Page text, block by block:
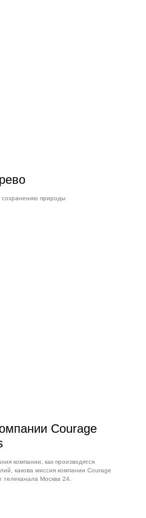
сохранению природы
Courage
компании, как производятся
какова миссия компании Courage
Москва 24.